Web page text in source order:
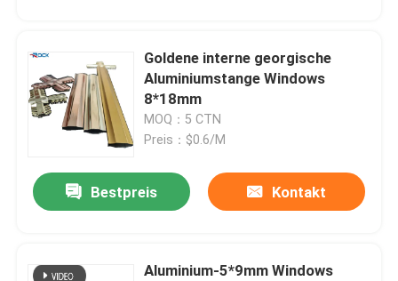
Goldene interne georgische
Aluminiumstange Windows
8*18mm
MOQ：5 CTN
Preis：$0.6/M
Bestpreis Kontakt
Aluminium-5*9mm Windows